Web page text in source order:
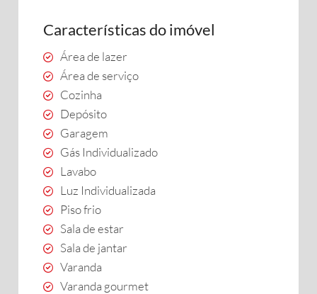
Características do imóvel
Área de lazer
Área de serviço
Cozinha
Depósito
Garagem
Gás Individualizado
Lavabo
Luz Individualizada
Piso frio
Sala de estar
Sala de jantar
Varanda
Varanda gourmet